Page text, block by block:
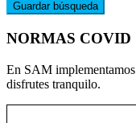
NORMAS COVID
En SAM
disfrutes tranquilo.